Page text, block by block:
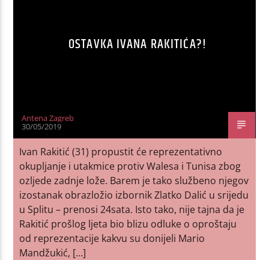
OSTAVKA IVANA RAKITIĆA?!
Antena Zagreb
30/05/2019
Ivan Rakitić (31) propustit će reprezentativno
okupljanje i utakmice protiv Walesa i Tunisa zbog
ozljede zadnje lože. Barem je tako službeno njegov
izostanak obrazložio izbornik Zlatko Dalić u srijedu
u Splitu – prenosi 24sata. Isto tako, nije tajna da je
Rakitić prošlog ljeta bio blizu odluke o oproštaju
od reprezentacije kakvu su donijeli Mario
Mandžukić, […]